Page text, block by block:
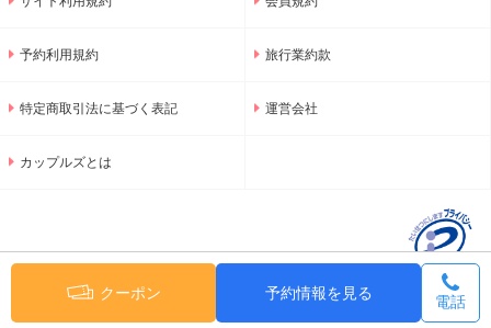
クーポン 予約情報を見る 電話
予約利用規約 旅行業約款
特定商取引法に基づく表記 運営会社
カップルズとは